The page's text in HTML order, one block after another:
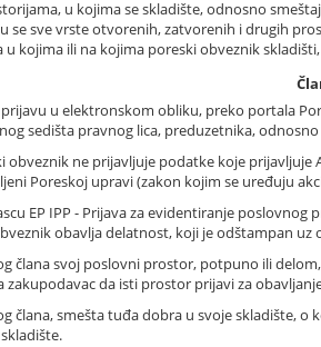
u kojima se skladište, odnosno
se sve vrste otvorenih, zatvorenih i drugih
kojima ili na kojima poreski obveznik
u elektronskom obliku, preko portala
sedišta pravnog lica, preduzetnika,
obveznik ne prijavljuje podatke koje
Poreskoj upravi (zakon kojim se uređuju
EP IPP - Prijava za evidentiranje
obavlja delatnost, koji je odštampan uz
člana svoj poslovni prostor, potpuno ili
da isti prostor prijavi za
člana, smešta tuđa dobra u svoje skladište,